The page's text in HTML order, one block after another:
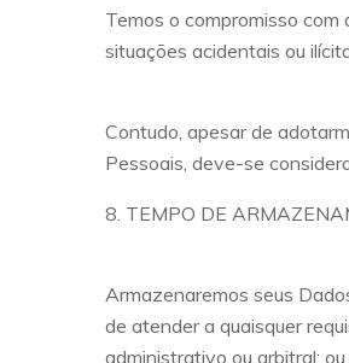
Temos o compromisso
situações acidentais ou
Contudo, apesar de
Pessoais, deve-se
8. TEMPO DE
Armazenaremos seus
de atender a quaisquer
administrativo ou arbitral;